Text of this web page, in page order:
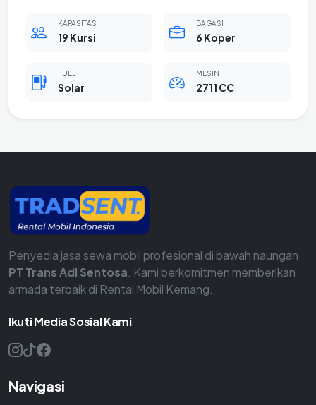
KAPASITAS
19 Kursi
BAGASI
6 Koper
FUEL
Solar
MESIN
2711 CC
Penyedia jasa sewa mobil profesional di bawah naungan
PT Trans Adi Sentosa . Kami berkomitmen memberikan
armada terbaik di Rental Mobil Kemang.
Ikuti Media Sosial Kami
Navigasi